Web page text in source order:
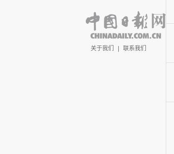
关于我们 | 联系我们